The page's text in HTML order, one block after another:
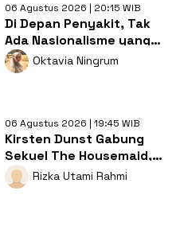
06 Agustus 2026 | 20:15 WIB
Di Depan Penyakit, Tak
Ada Nasionalisme yang
Lebih Penting dari
Kesembuhan
Oktavia Ningrum
06 Agustus 2026 | 19:45 WIB
Kirsten Dunst Gabung
Sekuel The Housemaid,
Intip Sinopsis dan Jadwal
Tayang
Rizka Utami Rahmi